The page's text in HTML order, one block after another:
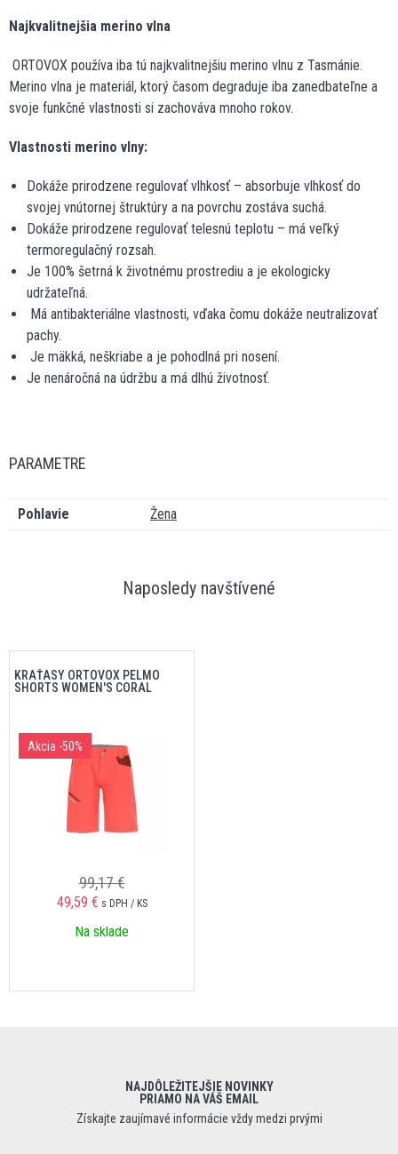
Najkvalitnejšia merino vlna
ORTOVOX používa iba tú najkvalitnejšiu merino vlnu z Tasmánie.
Merino vlna je materiál, ktorý časom degraduje iba zanedbateľne a
svoje funkčné vlastnosti si zachováva mnoho rokov.
Vlastnosti merino vlny:
Dokáže prirodzene regulovať vlhkosť – absorbuje vlhkosť do
svojej vnútornej štruktúry a na povrchu zostáva suchá.
Dokáže prirodzene regulovať telesnú teplotu – má veľký
termoregulačný rozsah.
Je 100% šetrná k životnému prostrediu a je ekologicky
udržateľná.
Má antibakteriálne vlastnosti, vďaka čomu dokáže neutralizovať
pachy.
Je mäkká, neškriabe a je pohodlná pri nosení.
Je nenáročná na údržbu a má dlhú životnosť.
PARAMETRE
Pohlavie Žena
Naposledy navštívené
KRAŤASY ORTOVOX PELMO
SHORTS WOMEN'S CORAL
Akcia -50%
99,17 €
49,59 € s DPH / KS
Na sklade
NAJDÔLEŽITEJŠIE NOVINKY
PRIAMO NA VÁŠ EMAIL
Získajte zaujímavé informácie vždy medzi prvými